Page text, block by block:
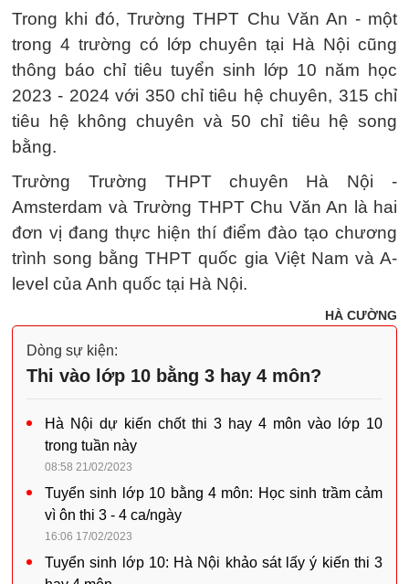
Trong khi đó, Trường THPT Chu Văn An - một
trong 4 trường có lớp chuyên tại Hà Nội cũng
thông báo chỉ tiêu tuyển sinh lớp 10 năm học
2023 - 2024 với 350 chỉ tiêu hệ chuyên, 315 chỉ
tiêu hệ không chuyên và 50 chỉ tiêu hệ song
bằng.
Trường Trường THPT chuyên Hà Nội -
Amsterdam và Trường THPT Chu Văn An là hai
đơn vị đang thực hiện thí điểm đào tạo chương
trình song bằng THPT quốc gia Việt Nam và A-
level của Anh quốc tại Hà Nội.
HÀ CƯỜNG
Dòng sự kiện:
Thi vào lớp 10 bằng 3 hay 4 môn?
Hà Nội dự kiến chốt thi 3 hay 4 môn vào lớp 10
trong tuần này
08:58 21/02/2023
Tuyển sinh lớp 10 bằng 4 môn: Học sinh trầm cảm
vì ôn thi 3 - 4 ca/ngày
16:06 17/02/2023
Tuyển sinh lớp 10: Hà Nội khảo sát lấy ý kiến thi 3